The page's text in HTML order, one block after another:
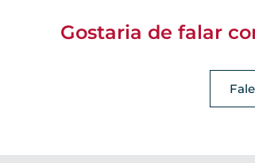
Gostaria de falar